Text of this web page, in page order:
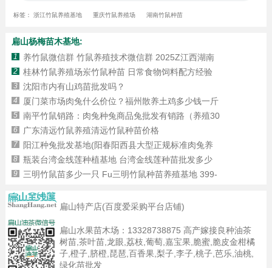
标签： 浙江竹鼠养殖基地 重庆竹鼠养殖场 湖南竹鼠种苗
扁山杨梅苗木基地:
1 养竹鼠微信群 竹鼠养殖技术微信群 2025Z江西湖南
2 桂林竹鼠养殖场岽竹鼠种苗 日常食物饲料配方经验
3 沈阳市内有山鸡苗批发吗？
4 厦门菜市场肉兔什么价位？福州散养土鸡多少钱一斤
5 南平竹鼠销路：肉兔种兔商品兔批发有销路（养殖30
6 广东清远竹鼠养殖清远竹鼠种苗价格
7 阳江种兔批发基地(阳春阳西县大型正规标准肉兔养
8 瓶装台湾金线莲种植基地 台湾金线莲种苗批发多少
9 三明竹鼠苗多少一只 Fu三明竹鼠种苗养殖基地 399-
扁山特产店(百度爱采购平台店铺)
扁山水果苗木场： 13328738875 高产嫁接良种油茶
树苗,茶叶苗,龙眼,荔枝,葡萄,嘉宝果,脆蜜,脆皮金柑橘
子,橙子,脐橙,琵琶,百香果,梨子,李子,桃子,芭乐,油桃,
绿化苗批发